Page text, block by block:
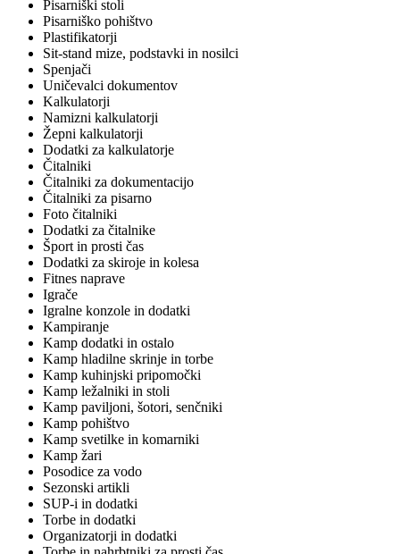
Pisarniški stoli
Pisarniško pohištvo
Plastifikatorji
Sit-stand mize, podstavki in nosilci
Spenjači
Uničevalci dokumentov
Kalkulatorji
Namizni kalkulatorji
Žepni kalkulatorji
Dodatki za kalkulatorje
Čitalniki
Čitalniki za dokumentacijo
Čitalniki za pisarno
Foto čitalniki
Dodatki za čitalnike
Šport in prosti čas
Dodatki za skiroje in kolesa
Fitnes naprave
Igrače
Igralne konzole in dodatki
Kampiranje
Kamp dodatki in ostalo
Kamp hladilne skrinje in torbe
Kamp kuhinjski pripomočki
Kamp ležalniki in stoli
Kamp paviljoni, šotori, senčniki
Kamp pohištvo
Kamp svetilke in komarniki
Kamp žari
Posodice za vodo
Sezonski artikli
SUP-i in dodatki
Torbe in dodatki
Organizatorji in dodatki